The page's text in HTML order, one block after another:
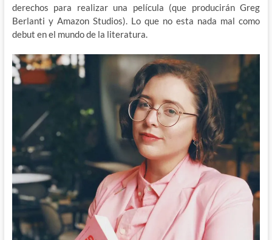
derechos para realizar una película (que producirán Greg
Berlanti y Amazon Studios). Lo que no esta nada mal como
debut en el mundo de la literatura.